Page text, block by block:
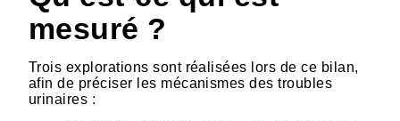
mesuré ?
Trois explorations sont réalisées lors de ce bilan,
afin de préciser les mécanismes des troubles
urinaires :